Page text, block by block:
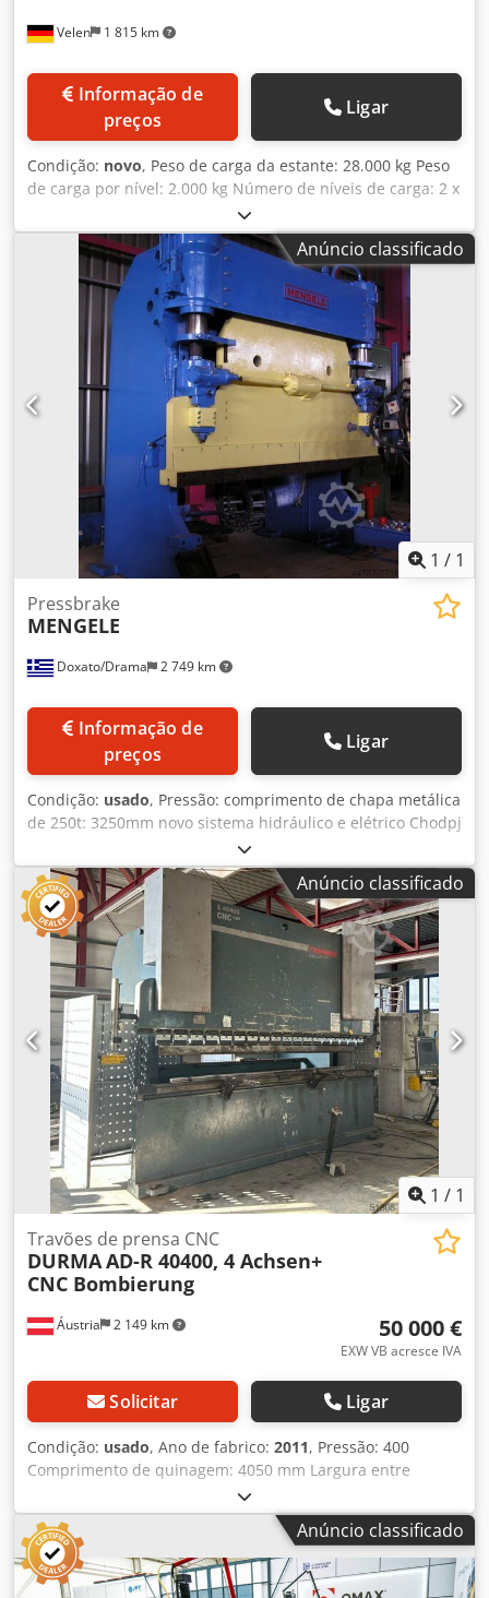
Velen 1 815 km
preços
Ligar
Condição: novo, Peso de carga da estante: 28.000 kg Peso
de carga por nível: 2.000 kg Número de níveis de carga: 2 x
7 unid. Comprimento recomendado do material: 6.000 mm
Distância entre colunas: 3.000 mm Csdpfxsfgyhas Abzsha
Altura da estante: 2.440 mm Dimensões C x L x A: 3,7 x 2,55
x 2,4 m A solução mais adequada para o armazenamento
de materiais longos com 2 colunas. - Cada compartimento
pode ser girado para fora, permitindo a carga e descarga
com o guindaste de pórtico a qualquer momento. -
Execução de dupla face.
Anúncio classificado
1 / 1
Doxato/Drama 2 749 km
Pressbrake
MENGELE
preços
Ligar
Condição: usado, Pressão: comprimento de chapa metálica
de 250t: 3250mm novo sistema hidráulico e elétrico Chodpj
Anúncio classificado
1 / 1
Áustria 2 149 km
Travões de prensa CNC
DURMAAD-R 40400, 4 Achsen+
CNC Bombierung
50 000 €
EXW VB acresce IVA
Solicitar Ligar
Condição: usado, Ano de fabrico: 2011, Pressão: 400
Comprimento de quinagem: 4050 mm Largura entre
montantes: 3400 mm Potência: 37,5 kW Peso aprox.: 25.000
kg Dimensões (CxLxA): 5750 x 2110 x 3440 mm LIQUIDAÇÃO
DE STOCK – PREÇO INCOMPARÁVEL! Prensa Dobradora
CNC DURMA AD-S 40400 (4 m x 400 t) (Preço novo aprox.
EUR 170.000,–) Dados técnicos: Fabricante: DURMA
Anúncio classificado